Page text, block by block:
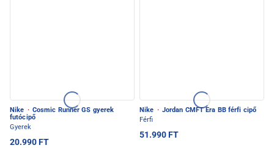
Nike · Cosmic Runner GS gyerek
futócipő
Gyerek
20.990 FT
Nike · Jordan CMFT Era BB férfi cipő
Férfi
51.990 FT